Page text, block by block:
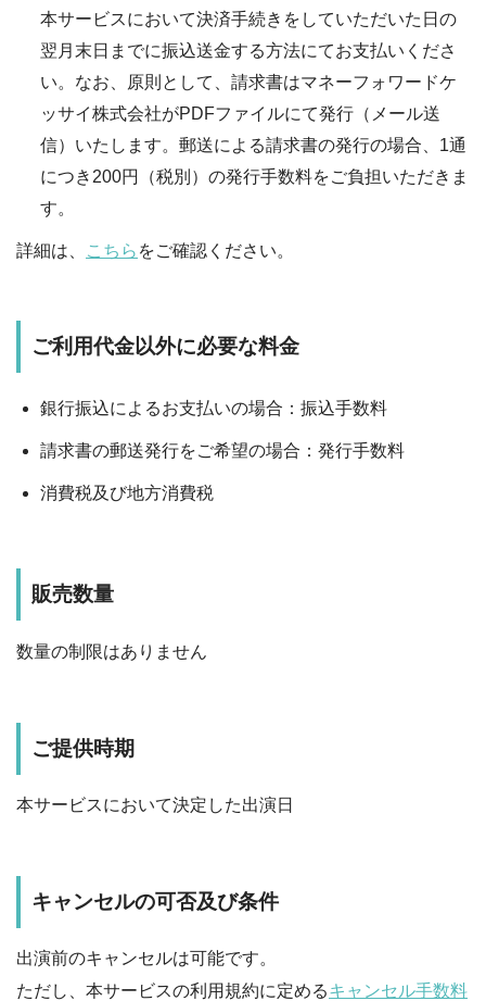
本サービスにおいて決済手続きをしていただいた日の
翌月末日までに振込送金する方法にてお支払いくださ
い。なお、原則として、請求書はマネーフォワードケ
ッサイ株式会社がPDFファイルにて発行（メール送
信）いたします。郵送による請求書の発行の場合、1通
につき200円（税別）の発行手数料をご負担いただきま
す。
詳細は、 こちら をご確認ください。
ご利用代金以外に必要な料金
銀行振込によるお支払いの場合：振込手数料
請求書の郵送発行をご希望の場合：発行手数料
消費税及び地方消費税
販売数量
数量の制限はありません
ご提供時期
本サービスにおいて決定した出演日
キャンセルの可否及び条件
出演前のキャンセルは可能です。
ただし、本サービスの利用規約に定めるキャンセル手数料